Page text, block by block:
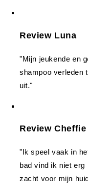
Review Luna
"Mijn jeukende en
shampoo verleden
uit."
Review Cheffie
"Ik speel vaak in
bad vind ik niet
zacht voor mijn